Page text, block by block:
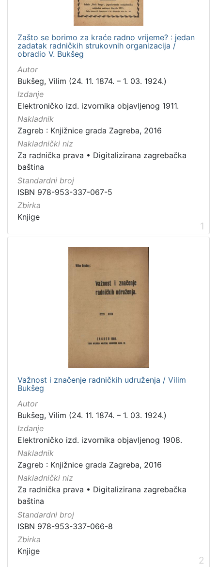
Mjesto
izdanja
Zagreb
Nakladnička
cjelina
Digitalizirana zagrebačka baština
Zbirka
Zašto se borimo za kraće radno vrijeme? : jedan
zadatak radničkih strukovnih organizacija /
obradio V. Bukšeg
Autor
Bukšeg, Vilim (24. 11. 1874. – 1. 03. 1924.)
Izdanje
Elektroničko izd. izvornika objavljenog 1911.
Nakladnik
Zagreb : Knjižnice grada Zagreba, 2016
Nakladnički niz
Za radnička prava • Digitalizirana zagrebačka
baština
Standardni broj
ISBN 978-953-337-067-5
Zbirka
Knjige
1
Važnost i značenje radničkih udruženja / Vilim
Bukšeg
Autor
Bukšeg, Vilim (24. 11. 1874. – 1. 03. 1924.)
Izdanje
Elektroničko izd. izvornika objavljenog 1908.
Nakladnik
Zagreb : Knjižnice grada Zagreba, 2016
Nakladnički niz
Za radnička prava • Digitalizirana zagrebačka
baština
Standardni broj
ISBN 978-953-337-066-8
Zbirka
Knjige
2